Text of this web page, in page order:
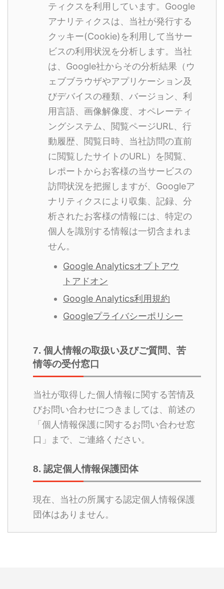
ティクスを利用しています。Google
アナリティクスは、当社が発行する
クッキー(Cookie)を利用して当サー
ビスの利用状況を分析します。当社
は、Google社からその分析結果（ウ
ェブブラウザやアプリケーション及
びデバイスの種類、バージョン、利
用言語、画像解像度、オペレーティ
ングシステム、閲覧ページURL、行
動履歴、閲覧日時、当社訪問の直前
に閲覧したサイトのURL）を閲覧、
レポートからお客様の当サービスの
訪問状況を把握しますが、Googleア
ナリティクスにより収集、記録、分
析されたお客様の情報には、特定の
個人を識別する情報は一切含まれま
せん。
Google Analyticsオプトアウ
トアドオン
Google Analytics利用規約
Googleプライバシーポリシー
7. 個人情報の取扱い及びご質問、苦
情等の受付窓口
当社が取得した個人情報に関する苦情及
びお問い合わせにつきましては、前述の
「個人情報保護に関するお問い合わせ窓
口」まで、ご連絡ください。
8. 認定個人情報保護団体
現在、当社の所属する認定個人情報保護
団体はありません。